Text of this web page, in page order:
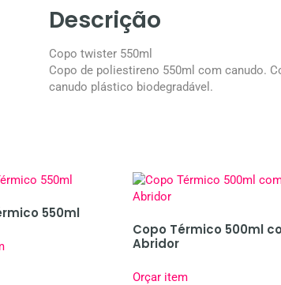
Descrição
Copo twister 550ml
Copo de poliestireno 550ml com canudo.
canudo plástico biodegradável.
550ml
Copo Térmico 500ml
Abridor
Orçar item